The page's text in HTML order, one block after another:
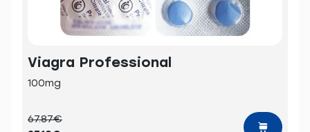
Viagra Professional
100mg
67.87€